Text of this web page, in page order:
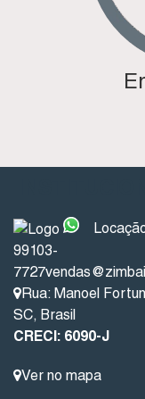
99103-
7727
Rua: Manoel
SC, Brasil
CRECI: 6090-J
Ver no mapa